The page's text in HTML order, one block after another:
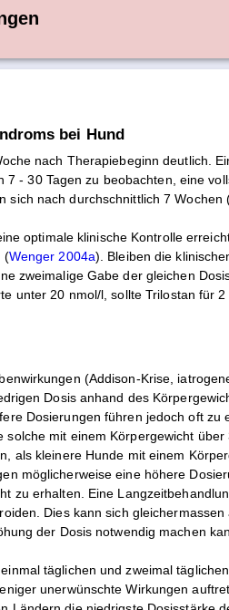
bei Hund
nach Therapiebeginn deutlich.
7 - 30 Tagen zu beobachten, eine
sich nach durchschnittlich 7 Wochen
optimale klinische Kontrolle
(Wenger 2004a). Bleiben die
zweimalige Gabe der gleichen
unter 20 nmol/l, sollte Trilostan für
(Addison-Krise,
Dosis anhand des
Dosierungen führen jedoch oft zu
mit einem Körpergewicht
als kleinere Hunde mit einem
möglicherweise eine höhere
zu erhalten. Eine
Dies kann sich
der Dosis notwendig machen
täglichen und zweimal
unerwünschte Wirkungen